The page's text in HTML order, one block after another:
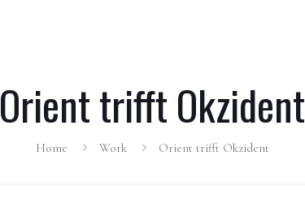
Orient trifft Okzident
Home Work Orient trifft Okzident